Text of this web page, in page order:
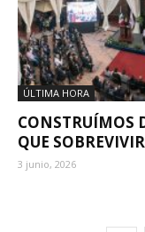
ÚLTIMA HORA
CONSTRUÍMOS
QUE
3 junio, 2026